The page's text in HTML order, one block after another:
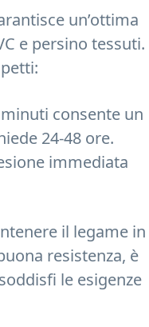
un’ottima
e persino tessuti.
consente un
24-48 ore.
immediata
il legame in
resistenza, è
le esigenze